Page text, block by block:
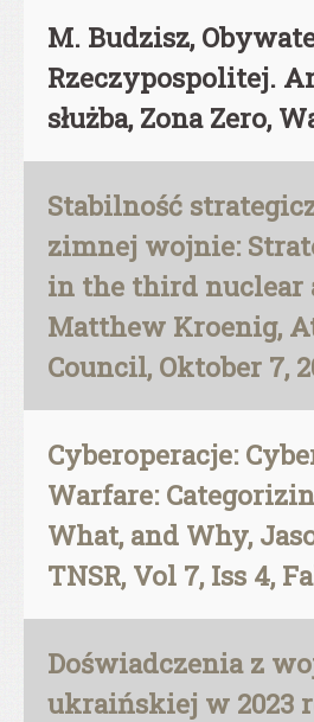
M. Budzisz,
Rzeczypospolitej.
służba, Zona Zero,
Stabilność
zimnej wojnie:
in the third nuclear
Matthew Kroenig,
Council, Oktober 7,
Cyberoperacje:
Warfare:
What, and Why,
TNSR, Vol 7, Iss 4,
Doświadczenia z
ukraińskiej w 2023